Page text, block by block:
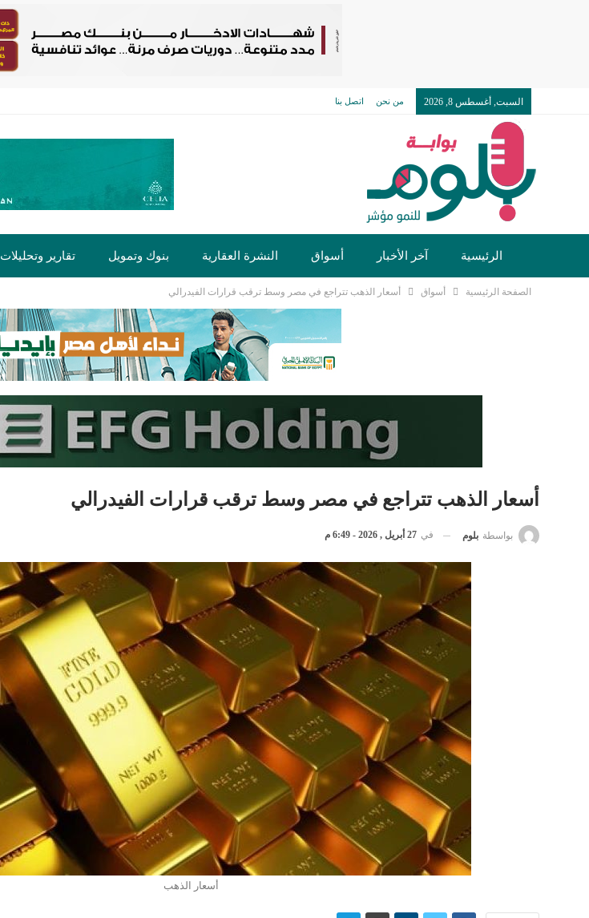
السبت, أغسطس 8, 2026 من نحن اتصل بنا
الرئيسية آخر الأخبار أسواق النشرة العقارية بنوك وتمويل تقارير وتحليلات
الصفحة الرئيسية أسواق أسعار الذهب تتراجع في مصر وسط ترقب قرارات الفيدرالي
أسعار الذهب تتراجع في مصر وسط ترقب قرارات الفيدرالي
بواسطة بلوم في 27 أبريل , 2026 - 6:49 م
أسعار الذهب